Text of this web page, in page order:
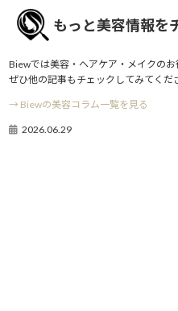
もっと美容情報を
Biewでは美容・ヘアケア・メイクのお
ぜひ他の記事もチェックしてみてくだ
→ Biewの美容コラム一覧を見る
2026.06.29